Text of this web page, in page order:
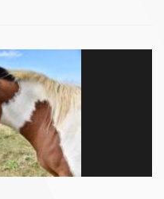
pari allo 0,5% del volume